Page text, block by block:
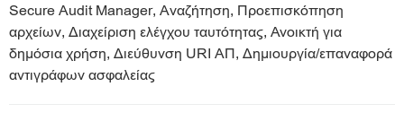
Secure Audit Manager, Αναζήτηση, Προεπισκόπηση
αρχείων, Διαχείριση ελέγχου ταυτότητας, Ανοικτή για
δημόσια χρήση, Διεύθυνση URI ΑΠ, Δημιουργία/επαναφορά
αντιγράφων ασφαλείας